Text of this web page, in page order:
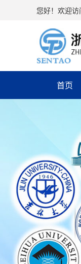
您好！欢迎访
首页